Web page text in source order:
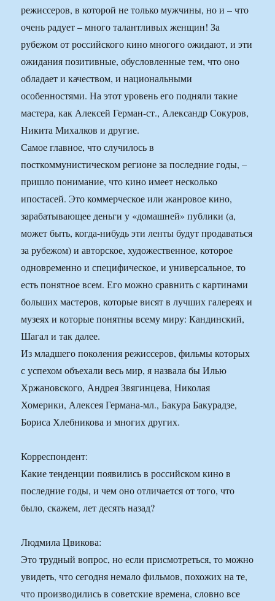
режиссеров, в которой не только мужчины, но и – что
очень радует – много талантливых женщин! За
рубежом от российского кино многого ожидают, и эти
ожидания позитивные, обусловленные тем, что оно
обладает и качеством, и национальными
особенностями. На этот уровень его подняли такие
мастера, как Алексей Герман-ст., Александр Сокуров,
Никита Михалков и другие.
Самое главное, что случилось в
посткоммунистическом регионе за последние годы, –
пришло понимание, что кино имеет несколько
ипостасей. Это коммерческое или жанровое кино,
зарабатывающее деньги у «домашней» публики (а,
может быть, когда-нибудь эти ленты будут продаваться
за рубежом) и авторское, художественное, которое
одновременно и специфическое, и универсальное, то
есть понятное всем. Его можно сравнить с картинами
больших мастеров, которые висят в лучших галереях и
музеях и которые понятны всему миру: Кандинский,
Шагал и так далее.
Из младшего поколения режиссеров, фильмы которых
с успехом объехали весь мир, я назвала бы Илью
Хржановского, Андрея Звягинцева, Николая
Хомерики, Алексея Германа-мл., Бакура Бакурадзе,
Бориса Хлебникова и многих других.
Корреспондент:
Какие тенденции появились в российском кино в
последние годы, и чем оно отличается от того, что
было, скажем, лет десять назад?
Людмила Цвикова:
Это трудный вопрос, но если присмотреться, то можно
увидеть, что сегодня немало фильмов, похожих на те,
что производились в советские времена, словно все